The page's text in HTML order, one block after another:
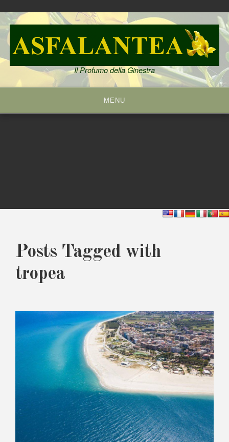
Skip
to
content
Il Profumo della Ginestra
MENU
Posts Tagged with
tropea